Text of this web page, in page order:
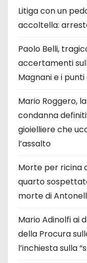
Litiga con un
accoltella:
Paolo Belli,
accertamenti
Magnani e i
Mario Roggero,
condanna
gioielliere che
l’assalto
Morte per ricina
quarto
morte di
Mario Adinolfi ai
della Procura
l’inchiesta sulla